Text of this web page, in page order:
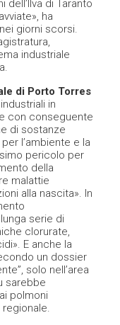
di Taranto
ha
giorni scorsi.
industriale
di Porto Torres
in
con conseguente
di sostanze
l’ambiente e la
pericolo per
della
malattie
alla nascita». In
serie di
clorurate,
E anche la
un dossier
solo nell’area
sarebbe
polmoni